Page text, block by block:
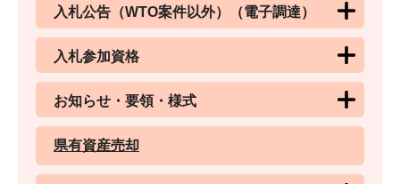
入札公告（WTO案件以外）（電子調達）
入札参加資格
お知らせ・要領・様式
県有資産売却